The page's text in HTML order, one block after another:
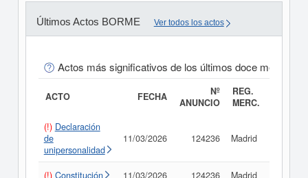
Últimos Actos BORME Ver todos los actos
Actos más significativos de los últimos doce meses
ACTO FECHA
Nº
ANUNCIO
REG.
MERC.
(!) Declaración
de
unipersonalidad
11/03/2026 124236 Madrid
(!) Constitución 11/03/2026 124236 Madrid